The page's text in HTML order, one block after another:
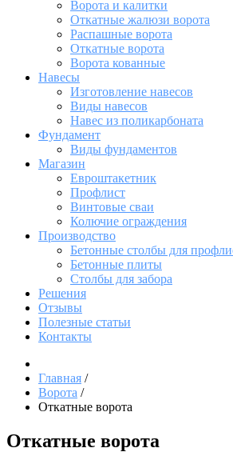
Ворота и калитки
Откатные жалюзи ворота
Распашные ворота
Откатные ворота
Ворота кованные
Навесы
Изготовление навесов
Виды навесов
Навес из поликарбоната
Фундамент
Виды фундаментов
Магазин
Евроштакетник
Профлист
Винтовые сваи
Колючие ограждения
Производство
Бетонные столбы для
Бетонные плиты
Столбы для забора
Решения
Отзывы
Полезные статьи
Контакты
Главная /
Ворота /
Откатные ворота
Откатные ворота